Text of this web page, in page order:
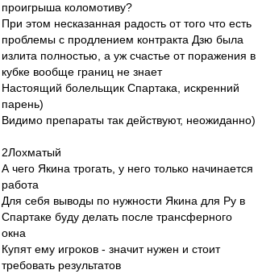
проигрыша коломотиву?
При этом несказанная радость от того что есть
проблемы с продлением контракта Дзю была
излита полностью, а уж счастье от поражения в
кубке вообще границ не знает
Настоящий болельщик Спартака, искренний
парень)
Видимо препараты так действуют, неожиданно)
2Лохматый
А чего Якина трогать, у него только начинается
работа
Для себя выводы по нужности Якина для Ру в
Спартаке буду делать после трансферного
окна
Купят ему игроков - значит нужен и стоит
требовать результатов